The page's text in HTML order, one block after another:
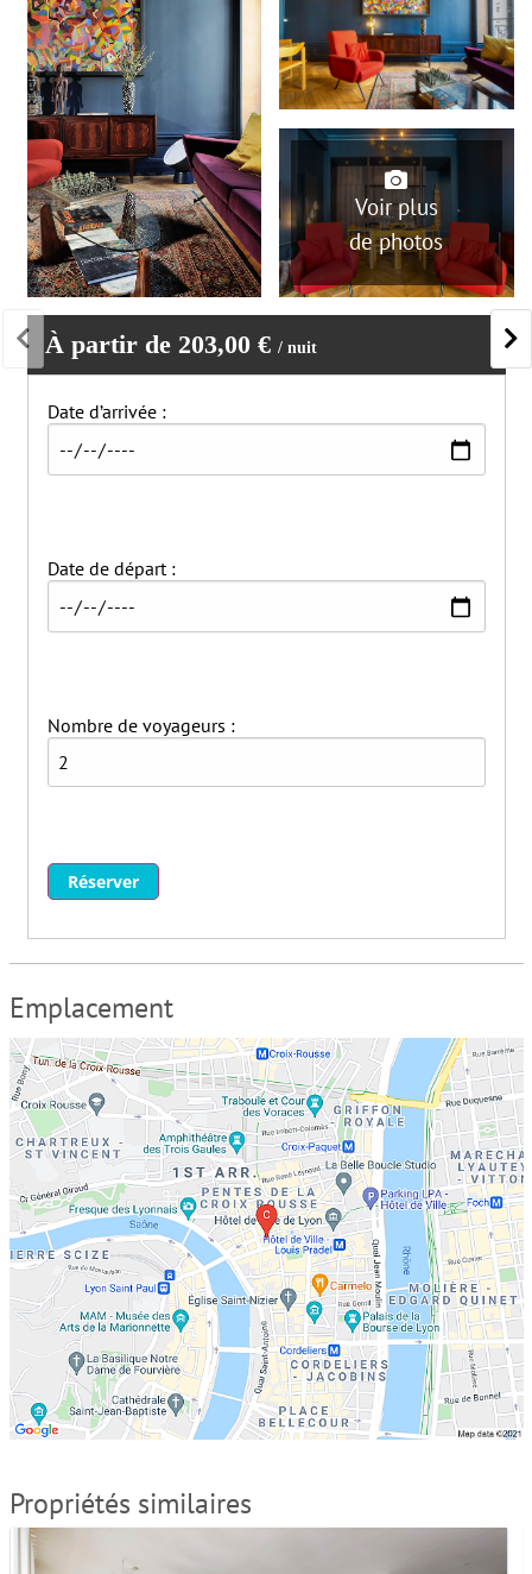
Machine à laver
Serviettes fournies
Shampooing
Sèche-cheveux
Séchoir
Ventilateurs
Animaux non acceptés
Enfants non autorisés
Fumer non autorisé
Fêtes / événements non autorisés
Voir plus
de photos
À partir de 203,00 € / nuit
Date d’arrivée :
Date de départ :
Nombre de voyageurs :
Réserver
Emplacement
Propriétés similaires